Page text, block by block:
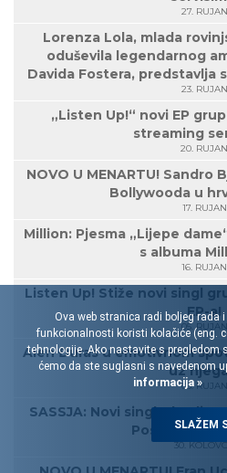
27. RUJAN
Lorenza Lola, mlada
oduševila legendarnog
Davida Fostera, predstavlja
23. RUJAN
„Listen Up!“ novi EP
streaming
20. RUJAN
NOVO U MENARTU! Sandro
Bollywooda u
17. RUJAN
Million: Pjesma „Lijepe
s albuma
16. RUJAN
Listen Up! Stiže novi singl
EP-a!
05. RUJAN
Alen Đuras u emotivnom
uz
03. RUJAN
SASSJA: Novi singl s
Poslušajte
30.
Ova web stranica radi boljeg rada
funkcionalnosti koristi kolačiće (eng.
tehnologije. Ako nastavite s pregledom
ćemo da ste suglasni s navedenom
informacija »
SLAŽEM